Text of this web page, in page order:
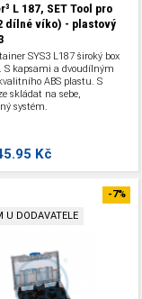
L 187, SET Tool pro
dílné víko) - plastový
SYS3 L187 široký box
S kapsami a dvoudílným
ABS plastu. S
skládat na sebe,
systém.
Kč
U DODAVATELE
-7%